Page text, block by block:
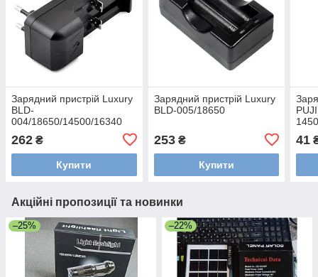
Зарядний пристрій Luxury
BLD-
004/18650/14500/16340
262 ₴
Купити
Зарядний пристрій Luxury
BLD-005/18650
253₴
Купити
41
Акційні пропозиції та новинки
–25% –22%